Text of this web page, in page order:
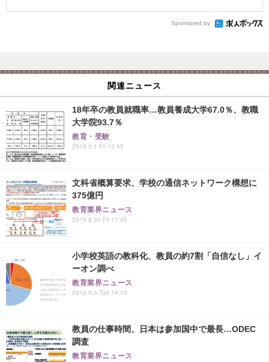
Sponsored by
関連ニュース
18年卒の教員就職率…教員養成大学67.0％、教職
大学院93.7％
教育・受験
2019.2.1 Fri 13:45
文科省概算要求、学校の通信ネットワーク構想に
375億円
教育業界ニュース
2019.8.30 Fri 11:45
小学校英語の教科化、教員の約7割「自信なし」イ
ーオン調べ
教育業界ニュース
2019.9.3 Tue 14:15
教員の仕事時間、日本は参加国中で最長…ODEC
調査
教育業界ニュース